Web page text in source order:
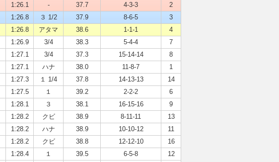
1:26.1 - 37.7 4-3-3
2
1:26.8 ３ 1/2 37.9 8-6-5
3
1:26.8 アタマ 38.6 1-1-1
4
1:26.9 3/4 38.3 5-4-4
7
1:27.1 3/4 37.3 15-14-14
8
1:27.1 ハナ 38.0 11-8-7
1
1:27.3 １ 1/4 37.8 14-13-13
14
1:27.5 １ 39.2 2-2-2
6
1:28.1 ３ 38.1 16-15-16
9
1:28.2 クビ 38.9 8-11-11
13
1:28.2 ハナ 38.9 10-10-12
11
1:28.2 クビ 38.8 12-12-10
16
1:28.4 １ 39.5 6-5-8
12